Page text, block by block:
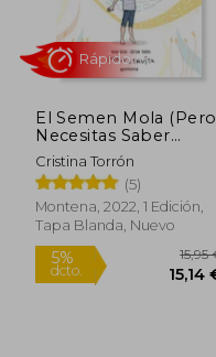
El Semen Mola (Pero
Necesitas Saber
Como Funciona)
Cristina Torrón
(5)
Montena, 2022, 1 Edición,
Tapa Blanda, Nuevo
Rápido